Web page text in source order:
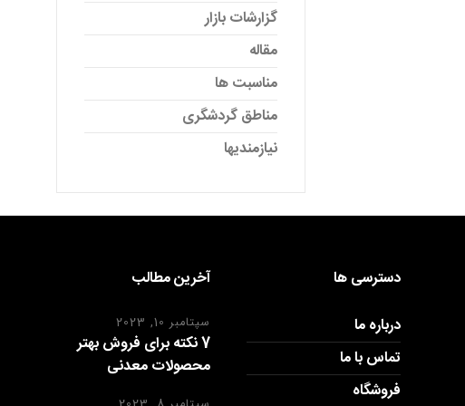
گزارشات بازار
مقاله
مناسبت ها
مناطق گردشگری
نیازمندیها
دسترسی ها
درباره ما
تماس با ما
فروشگاه
آخرین مطالب
سپتامبر 10, 2023
7 نکته برای فروش بهتر
محصولات معدنی